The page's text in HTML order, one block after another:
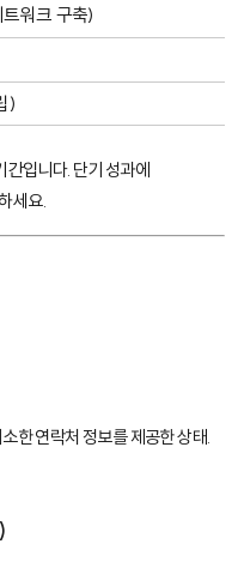
워크 구축)
)
입니다. 단기 성과에
세요.
한 연락처 정보를 제공한 상태.